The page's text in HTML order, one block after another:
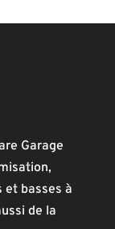
Garage
basses à
de la